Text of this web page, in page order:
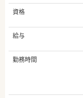
資格
給与
勤務時間